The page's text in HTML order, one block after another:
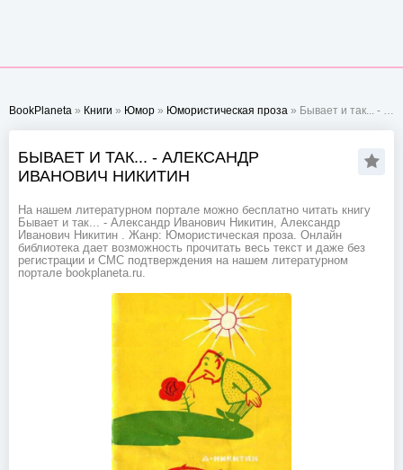
BookPlaneta » Книги » Юмор » Юмористическая проза » Бывает и так... - Александр Иванович Никитин
БЫВАЕТ И ТАК... - АЛЕКСАНДР
ИВАНОВИЧ НИКИТИН
На нашем литературном портале можно бесплатно читать книгу
Бывает и так... - Александр Иванович Никитин, Александр
Иванович Никитин . Жанр: Юмористическая проза. Онлайн
библиотека дает возможность прочитать весь текст и даже без
регистрации и СМС подтверждения на нашем литературном
портале bookplaneta.ru.